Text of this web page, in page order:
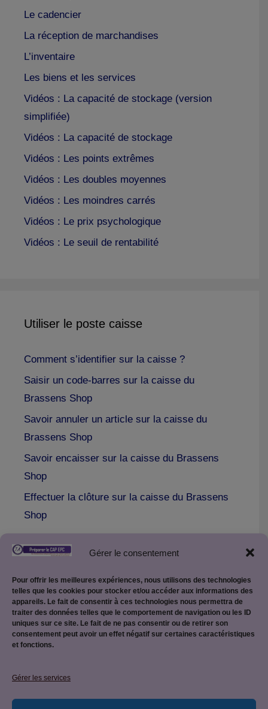
Gérer le consentement
Pour offrir les meilleures expériences, nous utilisons des technologies
telles que les cookies pour stocker et/ou accéder aux informations des
appareils. Le fait de consentir à ces technologies nous permettra de
traiter des données telles que le comportement de navigation ou les ID
uniques sur ce site. Le fait de ne pas consentir ou de retirer son
consentement peut avoir un effet négatif sur certaines caractéristiques
et fonctions.
Gérer les services
Le cadencier
La réception de marchandises
L’inventaire
Les biens et les services
Vidéos : La capacité de stockage (version
simplifiée)
Vidéos : La capacité de stockage
Vidéos : Les points extrêmes
Vidéos : Les doubles moyennes
Vidéos : Les moindres carrés
Vidéos : Le prix psychologique
Vidéos : Le seuil de rentabilité
Utiliser le poste caisse
Comment s’identifier sur la caisse ?
Saisir un code-barres sur la caisse du
Brassens Shop
Savoir annuler un article sur la caisse du
Brassens Shop
Savoir encaisser sur la caisse du Brassens
Shop
Effectuer la clôture sur la caisse du Brassens
Shop